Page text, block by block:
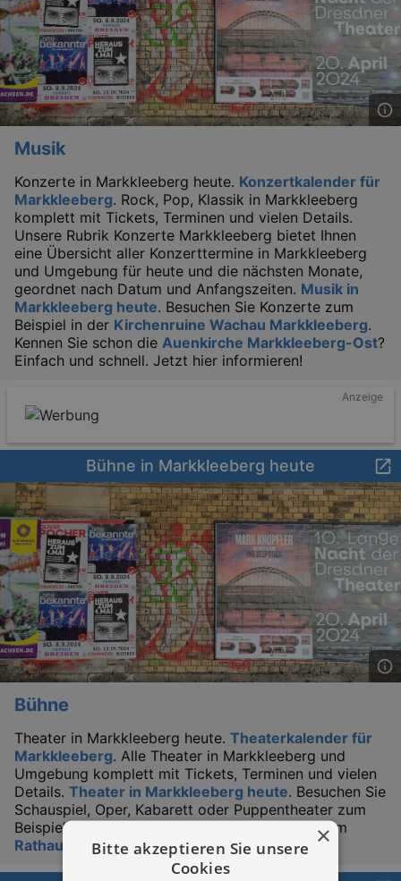
Musik
Konzerte in Markkleeberg heute. Konzertkalender für
Markkleeberg. Rock, Pop, Klassik in Markkleeberg
komplett mit Tickets, Terminen und vielen Details.
Unsere Rubrik Konzerte Markkleeberg bietet Ihnen
eine Übersicht aller Konzerttermine in Markkleeberg
und Umgebung für heute und die nächsten Monate,
geordnet nach Datum und Anfangszeiten. Musik in
Markkleeberg heute. Besuchen Sie Konzerte zum
Beispiel in der Kirchenruine Wachau Markkleeberg.
Kennen Sie schon die Auenkirche Markkleeberg-Ost?
Einfach und schnell. Jetzt hier informieren!
Anzeige
Bühne in Markkleeberg heute
Bühne
Theater in Markkleeberg heute. Theaterkalender für
Markkleeberg. Alle Theater in Markkleeberg und
Umgebung komplett mit Tickets, Terminen und vielen
Details. Theater in Markkleeberg heute. Besuchen Sie
Schauspiel, Oper, Kabarett oder Puppentheater zum
Beispiel im Kleinen oder im Großen Lindensaal im
Rathaus Markkleeberg. ×
Bitte akzeptieren Sie unsere
Cookies